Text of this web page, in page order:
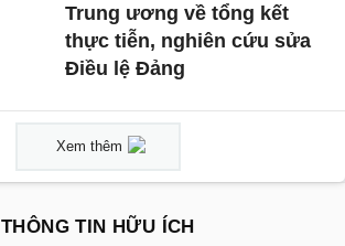
Trung ương về tổng kết
thực tiễn, nghiên cứu sửa
Điều lệ Đảng
Xem thêm
THÔNG TIN HỮU ÍCH